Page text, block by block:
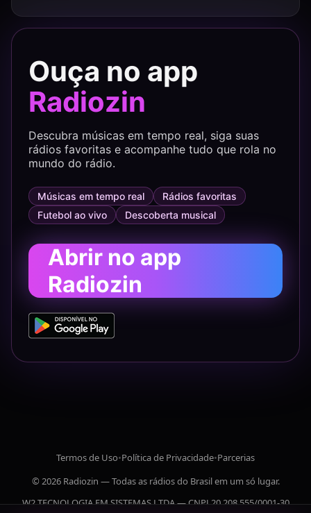
Ouça no app
Radiozin
Descubra músicas em tempo real, siga suas
rádios favoritas e acompanhe tudo que rola no
mundo do rádio.
Músicas em tempo real
Rádios favoritas
Futebol ao vivo
Descoberta musical
Abrir no app
Radiozin
Termos de Uso•Política de Privacidade•Parcerias
© 2026 Radiozin — Todas as rádios do Brasil em um só lugar.
W2 TECNOLOGIA EM SISTEMAS LTDA — CNPJ 20.208.555/0001-30